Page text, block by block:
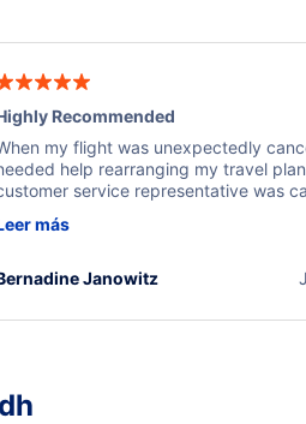
Recommended
my flight was unexpectedly
help rearranging my travel
service representative was
They quickly found alternative
truly appreciate the excellent support
más
Janowitz